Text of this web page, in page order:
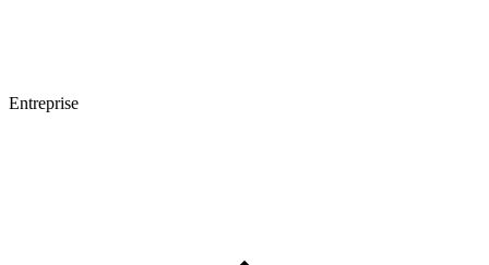
Entreprise